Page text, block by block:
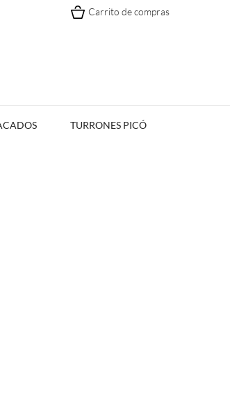
Carrito de compras
TURRONES PICÓ